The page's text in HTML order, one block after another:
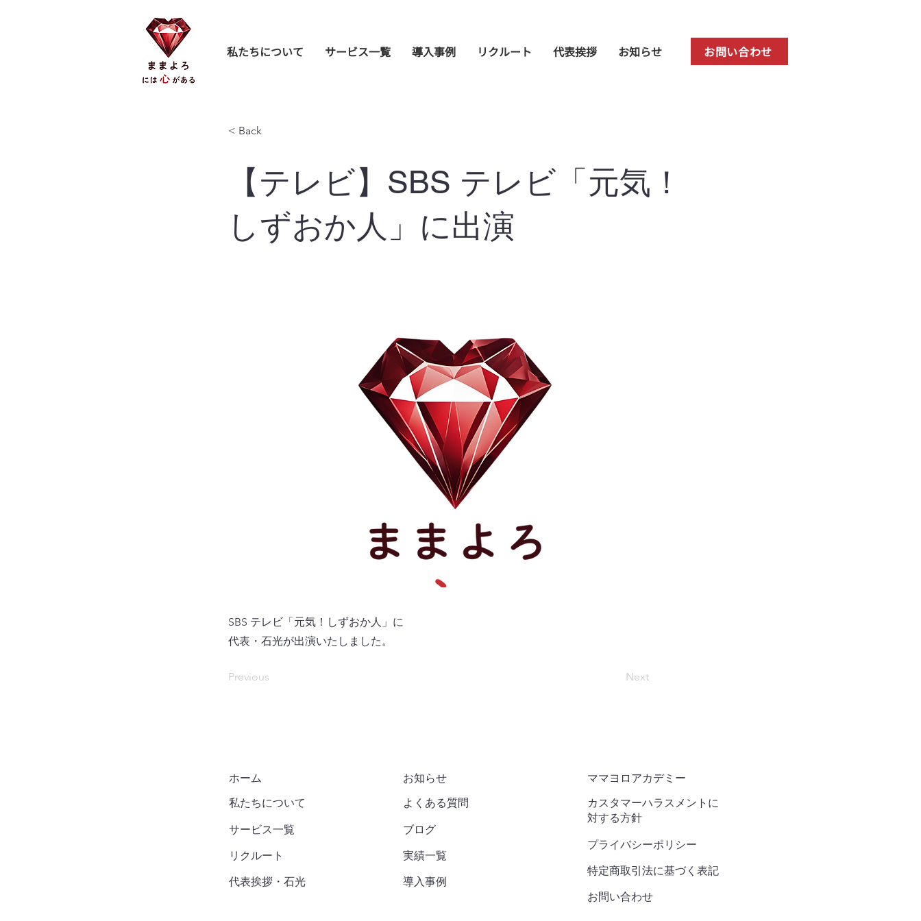
私たちについて サービス一覧 導入事例 リクルート 代表挨拶 お知らせ お問い合わせ
< Back
【テレビ】SBS テレビ「元気！
しずおか人」に出演
SBS テレビ「元気！しずおか人」に
代表・石光が出演いたしました。
Previous Next
​ホーム
​私たちについて
​サービス一覧
リクルート
代表挨拶・石光
お知らせ
よくある質問
​ブログ
実績一覧
導入事例
ママヨロアカデミー
カスタマーハラスメントに
対する方針
プライバシーポリシー
特定商取引法に基づく表記
お問い合わせ